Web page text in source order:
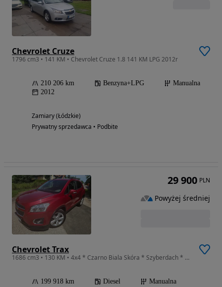
Chevrolet Cruze
1796 cm3 • 141 KM • Chevrolet Cruze 1.8 141 KM LPG 2012r
210 206 km Benzyna+LPG
Manualna
2012
Zamiary (Łódzkie)
Prywatny sprzedawca • Podbite
Chevrolet Trax
1686 cm3 • 130 KM • 4x4 * Czarno Biala Skóra * Szyberdach * Kamera Cofania *
199 918 km Diesel
Manualna
29 900 PLN
Powyżej średniej